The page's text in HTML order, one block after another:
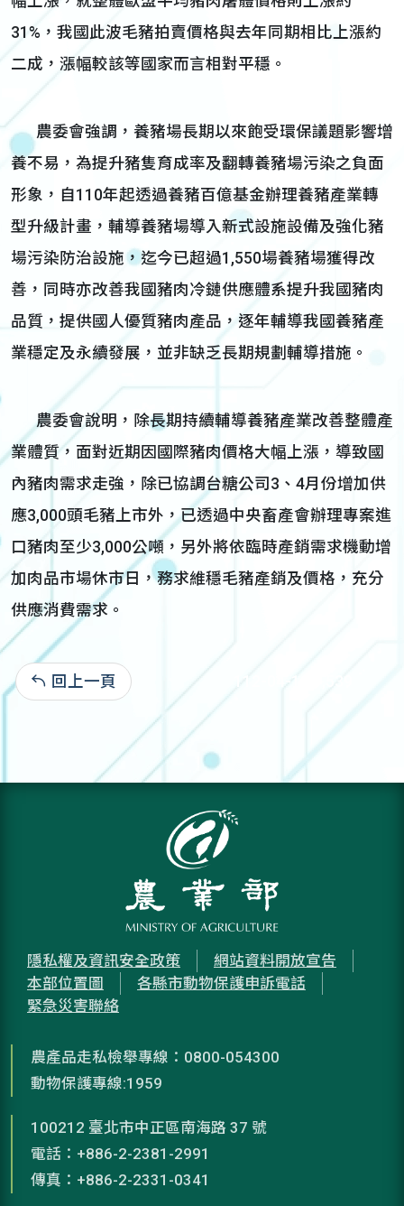
31%，我國此波毛豬拍賣價格與去年同期相比上漲約
二成，漲幅較該等國家而言相對平穩。
農委會強調，養豬場長期以來飽受環保議題影響增
養不易，為提升豬隻育成率及翻轉養豬場污染之負面
形象，自110年起透過養豬百億基金辦理養豬產業轉
型升級計畫，輔導養豬場導入新式設施設備及強化豬
場污染防治設施，迄今已超過1,550場養豬場獲得改
善，同時亦改善我國豬肉冷鏈供應體系提升我國豬肉
品質，提供國人優質豬肉產品，逐年輔導我國養豬產
業穩定及永續發展，並非缺乏長期規劃輔導措施。
農委會說明，除長期持續輔導養豬產業改善整體產
業體質，面對近期因國際豬肉價格大幅上漲，導致國
內豬肉需求走強，除已協調台糖公司3、4月份增加供
應3,000頭毛豬上市外，已透過中央畜產會辦理專案進
口豬肉至少3,000公噸，另外將依臨時產銷需求機動增
加肉品市場休市日，務求維穩毛豬產銷及價格，充分
供應消費需求。
回上一頁 112-04-10:1,539
隱私權及資訊安全政策
網站資料開放宣告
本部位置圖
各縣市動物保護申訴電話
緊急災害聯絡
農產品走私檢舉專線：0800-054300
動物保護專線:1959
100212 臺北市中正區南海路 37 號
電話：+886-2-2381-2991
傳真：+886-2-2331-0341